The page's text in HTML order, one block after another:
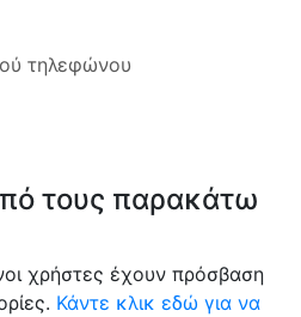
τηλεφώνου
τους παρακάτω
χρήστες έχουν πρόσβαση
Κάντε κλικ εδώ για να